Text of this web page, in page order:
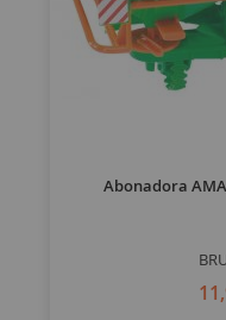
Abonadora